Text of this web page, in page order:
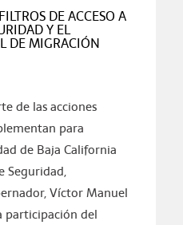
DE ACCESO A
Y EL
DE MIGRACIÓN
de las acciones
para
de Baja California
Seguridad,
Víctor Manuel
participación del